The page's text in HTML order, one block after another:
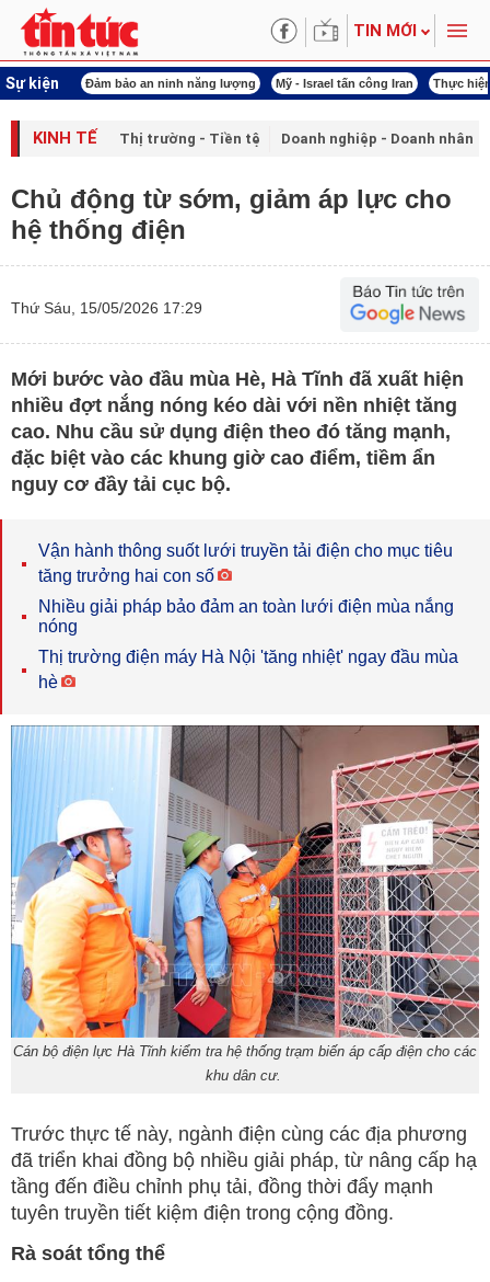
TIN MỚI
Sự kiện
lượng Mỹ - Israel tấn công Iran Thực hiện Nghị quyết 80 Thực hiện
KINH TẾ Thị trường - Tiền tệ Doanh nghiệp - Doanh nhân
Chủ động từ sớm, giảm áp lực cho
hệ thống điện
Thứ Sáu, 15/05/2026 17:29
Mới bước vào đầu mùa Hè, Hà Tĩnh đã xuất hiện
nhiều đợt nắng nóng kéo dài với nền nhiệt tăng
cao. Nhu cầu sử dụng điện theo đó tăng mạnh,
đặc biệt vào các khung giờ cao điểm, tiềm ẩn
nguy cơ đầy tải cục bộ.
Vận hành thông suốt lưới truyền tải điện cho mục tiêu
tăng trưởng hai con số
Nhiều giải pháp bảo đảm an toàn lưới điện mùa nắng
nóng
Thị trường điện máy Hà Nội 'tăng nhiệt' ngay đầu mùa
hè
Cán bộ điện lực Hà Tĩnh kiểm tra hệ thống trạm biến áp cấp điện cho các
khu dân cư.
Trước thực tế này, ngành điện cùng các địa phương
đã triển khai đồng bộ nhiều giải pháp, từ nâng cấp hạ
tầng đến điều chỉnh phụ tải, đồng thời đẩy mạnh
tuyên truyền tiết kiệm điện trong cộng đồng.
Rà soát tổng thể